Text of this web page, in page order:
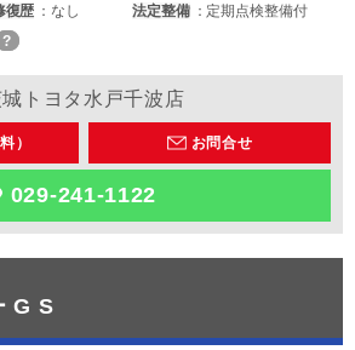
復歴 なし 法定整備
定期点検整備付
トヨタ水戸千波店
） お問合せ
029-241-1122
G S